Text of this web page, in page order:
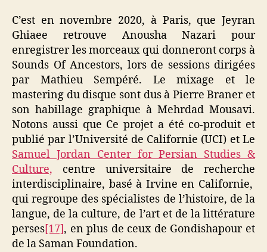
C’est en novembre 2020, à Paris, que Jeyran
Ghiaee retrouve Anousha Nazari pour
enregistrer les morceaux qui donneront corps à
Sounds Of Ancestors, lors de sessions dirigées
par Mathieu Sempéré. Le mixage et le
mastering du disque sont dus à Pierre Braner et
son habillage graphique à Mehrdad Mousavi.
Notons aussi que Ce projet a été co-produit et
publié par l’Université de Californie (UCI) et Le
Samuel Jordan Center for Persian Studies &
Culture, centre universitaire de recherche
interdisciplinaire, basé à Irvine en Californie,
qui regroupe des spécialistes de l’histoire, de la
langue, de la culture, de l’art et de la littérature
perses[17], en plus de ceux de Gondishapour et
de la Saman Foundation.